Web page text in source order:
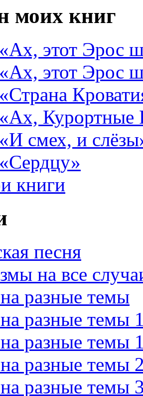
моих книг
этот Эрос
этот Эрос
смех, и
книги
песня
на все
разные темы
разные темы
разные темы
разные темы
разные темы